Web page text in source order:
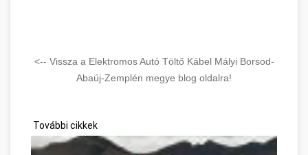
<-- Vissza a Elektromos Autó Töltő Kábel Mályi Borsod-
Abaúj-Zemplén megye blog oldalra!
További cikkek